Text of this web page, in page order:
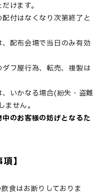
けます。
配付はなくなり次第終了と
配布会場で当日のみ有効
ダフ屋行為、転売、複製は
、いかなる場合(紛失・盗難
せん。
のお客様の妨げとなるた
】
食はお断りしておりま